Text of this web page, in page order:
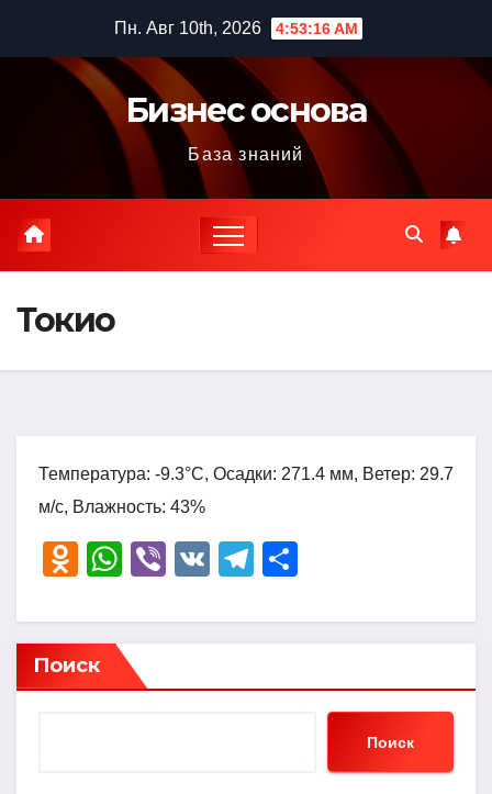
содержимому
Пн. Авг 10th, 2026 4:53:17 AM
Бизнес основа
База знаний
Токио
Температура: -9.3°C, Осадки: 271.4 мм, Ветер: 29.7
м/с, Влажность: 43%
O
n
o
kl
W
at
s
A
Vi
er
V
T
e
a
р
в
ть
Поиск
Поиск